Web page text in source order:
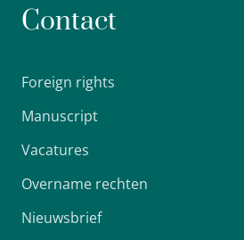
Contact
Foreign rights
Manuscript
Vacatures
Overname rechten
Nieuwsbrief